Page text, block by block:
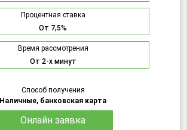
Процентная ставка
От 7,5%
Время рассмотрения
От 2-х минут
Способ получения
Наличные, банковская карта
Онлайн заявка